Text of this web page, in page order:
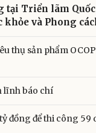
Triển lãm Quốc
khỏe và Phong
thụ sản phẩm
lĩnh báo chí
tỷ đồng để thi công